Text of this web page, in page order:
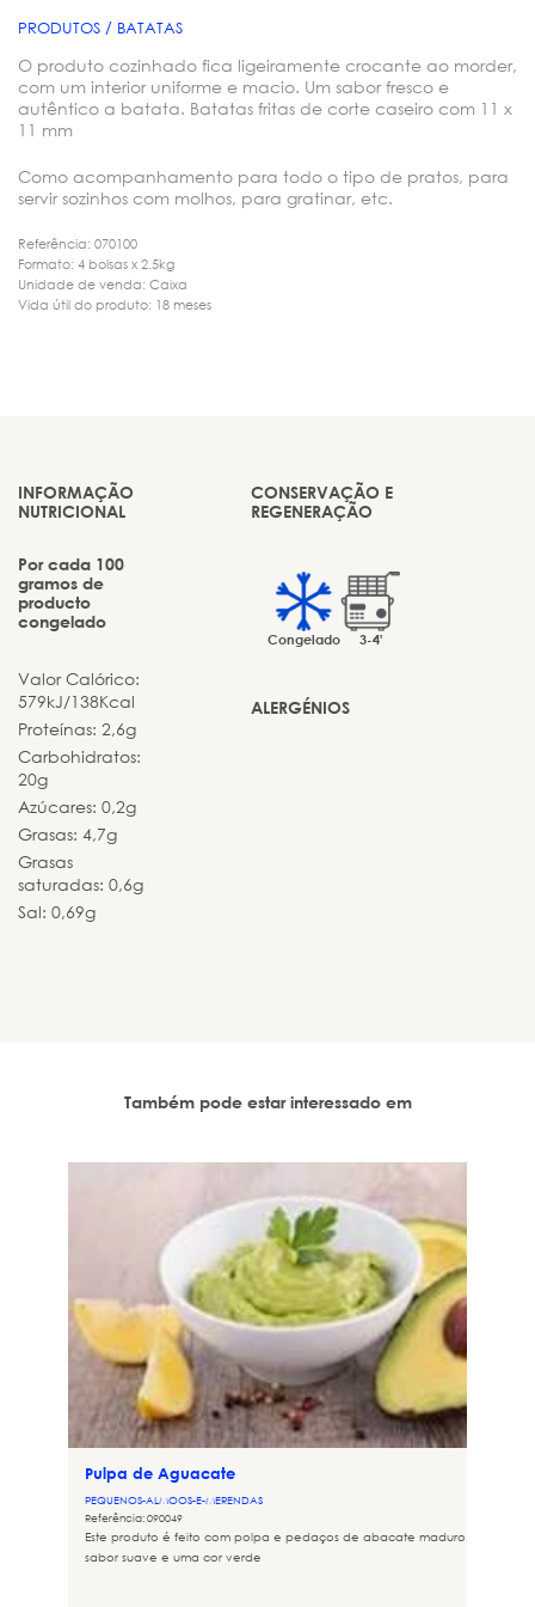
PRODUTOS / BATATAS
O produto cozinhado fica ligeiramente crocante ao morder,
com um interior uniforme e macio. Um sabor fresco e
autêntico a batata. Batatas fritas de corte caseiro com 11 x
11 mm
Como acompanhamento para todo o tipo de pratos, para
servir sozinhos com molhos, para gratinar, etc.
Referência: 070100
Formato: 4 bolsas x 2.5kg
Unidade de venda: Caixa
Vida útil do produto: 18 meses
INFORMAÇÃO
NUTRICIONAL
Por cada 100
gramos de
producto
congelado
Valor Calórico:
579kJ/138Kcal
Proteínas: 2,6g
Carbohidratos:
20g
Azúcares: 0,2g
Grasas: 4,7g
Grasas
saturadas: 0,6g
Sal: 0,69g
CONSERVAÇÃO E
REGENERAÇÃO
Congelado 3-4'
ALERGÉNIOS
Também pode estar interessado em
Pulpa de Aguacate
PEQUENOS-ALMOOS-E-MERENDAS
Referência: 090049
Este produto é feito com polpa e pedaços de abacate maduro. Tem um
sabor suave e uma cor verde